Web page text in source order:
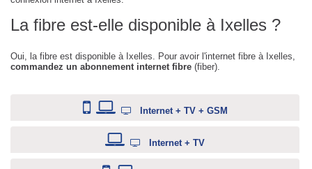
La fibre est-elle disponible à Ixelles ?
Oui, la fibre est disponible à Ixelles. Pour avoir l'internet fibre à Ixelles,
commandez un abonnement internet fibre (fiber).
Internet + TV + GSM
Internet + TV